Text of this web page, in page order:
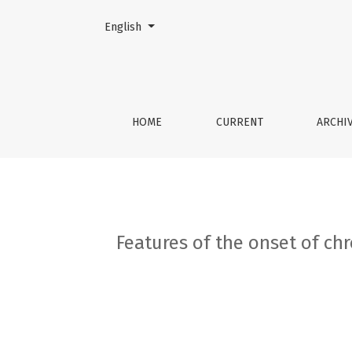
Features of the onset of chronic
HOME CURRENT
Change the language. The current language is:
English
Features of the onset of